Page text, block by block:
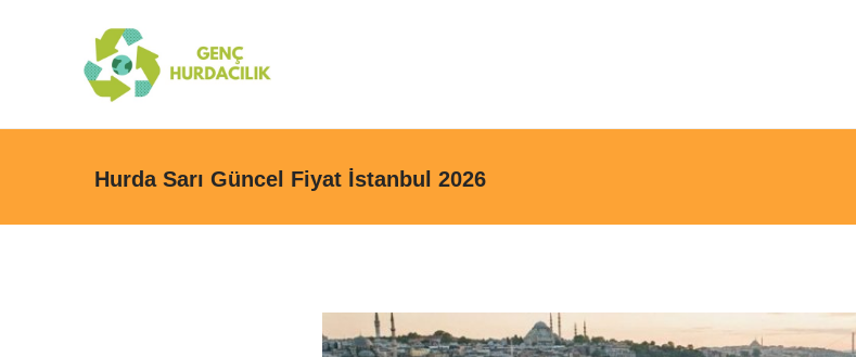
Hurda Sarı Güncel Fiyat İstanbul 2026